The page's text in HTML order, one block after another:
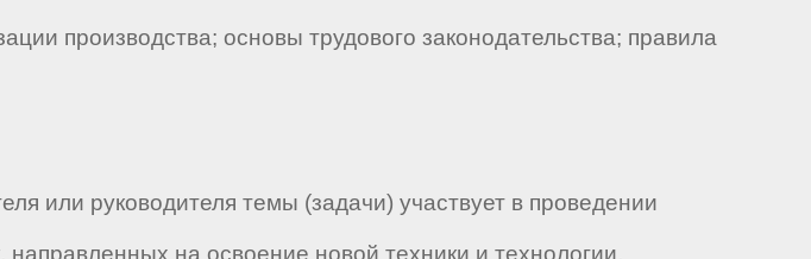
производства; основы трудового законодательства; правила
или руководителя темы (задачи) участвует в проведении
на освоение новой техники и технологии,